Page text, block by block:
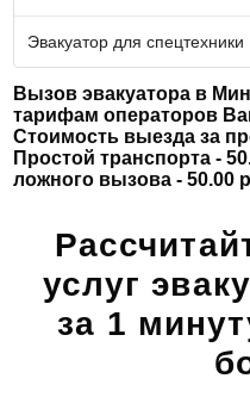
Эвакуатор для спецтехники
Вызов эвакуатора в
тарифам операторов
Стоимость выезда за
Простой транспорта -
ложного вызова - 50.00
услуг
за 1